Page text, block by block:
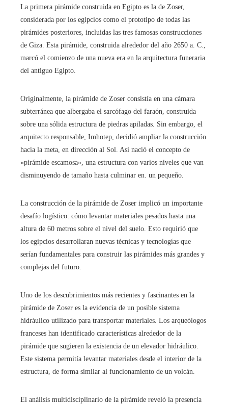
La primera pirámide construida en Egipto es la de Zoser,
considerada por los egipcios como el prototipo de todas las
pirámides posteriores, incluidas las tres famosas construcciones
de Giza. Esta pirámide, construida alrededor del año 2650 a. C.,
marcó el comienzo de una nueva era en la arquitectura funeraria
del antiguo Egipto.
Originalmente, la pirámide de Zoser consistía en una cámara
subterránea que albergaba el sarcófago del faraón, construida
sobre una sólida estructura de piedras apiladas. Sin embargo, el
arquitecto responsable, Imhotep, decidió ampliar la construcción
hacia la meta, en dirección al Sol. Así nació el concepto de
«pirámide escamosa», una estructura con varios niveles que van
disminuyendo de tamaño hasta culminar en. un pequeño.
La construcción de la pirámide de Zoser implicó un importante
desafío logístico: cómo levantar materiales pesados ​​hasta una
altura de 60 metros sobre el nivel del suelo. Esto requirió que
los egipcios desarrollaran nuevas técnicas y tecnologías que
serían fundamentales para construir las pirámides más grandes y
complejas del futuro.
Uno de los descubrimientos más recientes y fascinantes en la
pirámide de Zoser es la evidencia de un posible sistema
hidráulico utilizado para transportar materiales. Los arqueólogos
franceses han identificado características alrededor de la
pirámide que sugieren la existencia de un elevador hidráulico.
Este sistema permitía levantar materiales desde el interior de la
estructura, de forma similar al funcionamiento de un volcán.
El análisis multidisciplinario de la pirámide reveló la presencia